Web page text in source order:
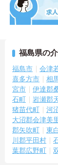
福島県の
福島市 会津
喜多方市
相
宮市
伊達郡
石町
岩瀬郡
猪苗代町
河
大沼郡会津美
郡矢吹町
東
川郡平田村
葉郡広野町